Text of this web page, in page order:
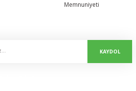
Memnuniyeti
KAYDOL